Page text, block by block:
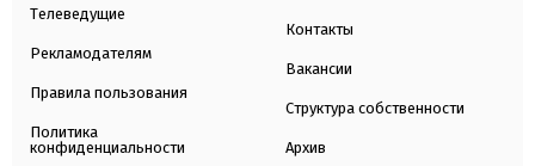
Телеведущие
Рекламодателям
Правила пользования
Политика
конфиденциальности
Контакты
Вакансии
Структура собственности
Архив